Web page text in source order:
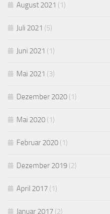
August 2021 (1)
Juli 2021 (5)
Juni 2021 (1)
Mai 2021 (3)
Dezember 2020 (1)
Mai 2020 (1)
Februar 2020 (1)
Dezember 2019 (2)
April 2017 (1)
Januar 2017 (2)